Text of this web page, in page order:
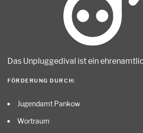
Das Unpluggedival ist ein
FÖRDERUNG DURCH:
Jugendamt Pankow
Wortraum